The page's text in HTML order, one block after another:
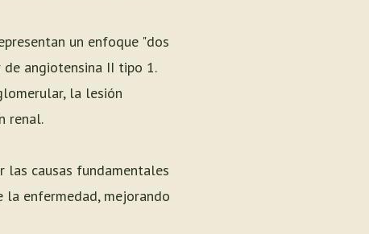
un enfoque "dos
angiotensina II tipo 1.
la lesión
renal.
las causas fundamentales
enfermedad, mejorando